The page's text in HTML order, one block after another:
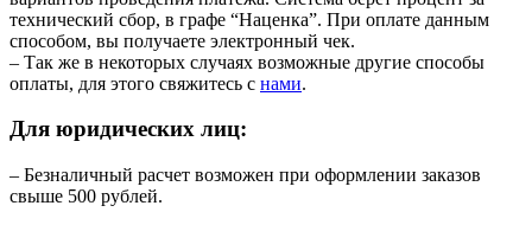
технический сбор, в графе “Наценка”. При оплате данным
способом, вы получаете электронный чек.
– Так же в некоторых случаях возможные другие способы
оплаты, для этого свяжитесь с нами.
Для юридических лиц:
– Безналичный расчет возможен при оформлении заказов
свыше 500 рублей.